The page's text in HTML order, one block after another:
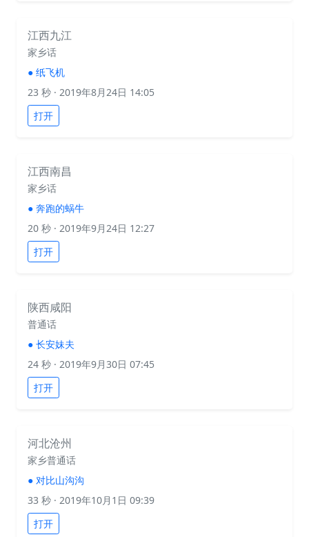
江西九江
家乡话
● 纸飞机
23 秒 · 2019年8月24日 14:05
打开
江西南昌
家乡话
● 奔跑的蜗牛
20 秒 · 2019年9月24日 12:27
打开
陕西咸阳
普通话
● 长安妹夫
24 秒 · 2019年9月30日 07:45
打开
河北沧州
家乡普通话
● 对比山沟沟
33 秒 · 2019年10月1日 09:39
打开